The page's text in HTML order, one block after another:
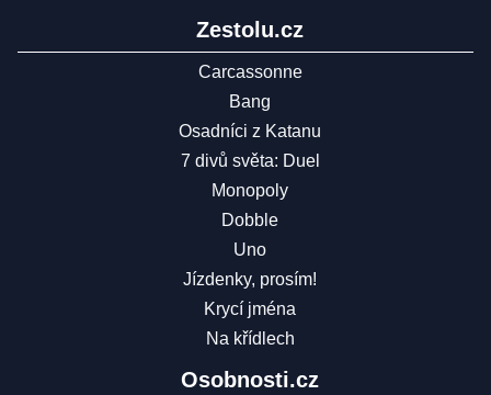
Zestolu.cz
Carcassonne
Bang
Osadníci z Katanu
7 divů světa: Duel
Monopoly
Dobble
Uno
Jízdenky, prosím!
Krycí jména
Na křídlech
Osobnosti.cz